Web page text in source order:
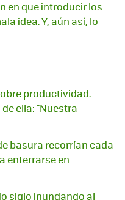
en que introducir los
idea. Y, aún así, lo
productividad.
ella: "Nuestra
basura recorrían cada
enterrarse en
siglo inundando al